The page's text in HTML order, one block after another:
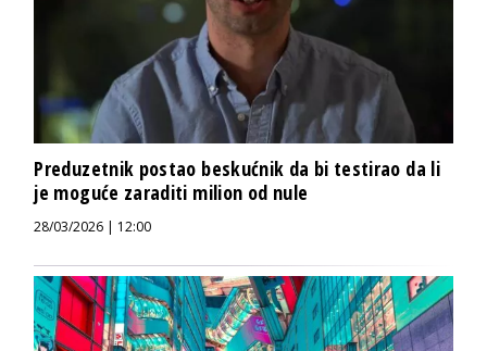
Preduzetnik postao beskućnik da bi testirao da li
je moguće zaraditi milion od nule
28/03/2026 | 12:00